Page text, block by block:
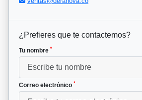
¿Prefieres que te contactemos?
Tu nombre *
Correo electrónico *